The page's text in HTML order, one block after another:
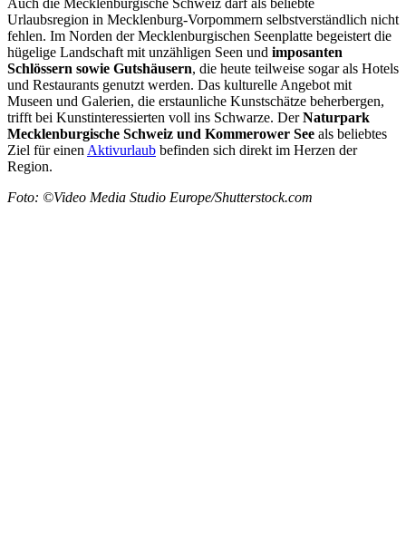
Auch die Mecklenburgische Schweiz darf als beliebte
Urlaubsregion in Mecklenburg-Vorpommern selbstverständlich nicht
fehlen. Im Norden der Mecklenburgischen Seenplatte begeistert die
hügelige Landschaft mit unzähligen Seen und imposanten
Schlössern sowie Gutshäusern, die heute teilweise sogar als Hotels
und Restaurants genutzt werden. Das kulturelle Angebot mit
Museen und Galerien, die erstaunliche Kunstschätze beherbergen,
trifft bei Kunstinteressierten voll ins Schwarze. DerNaturpark
Mecklenburgische Schweiz und Kommerower See als beliebtes
Ziel für einen Aktivurlaub befinden sich direkt im Herzen der
Region.
Foto: ©Video Media Studio Europe/Shutterstock.com